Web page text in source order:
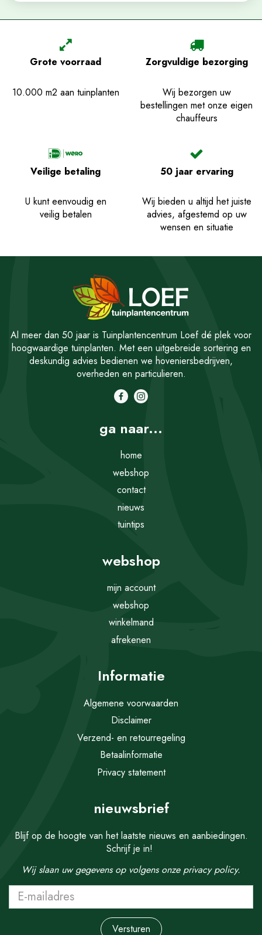
Grote voorraad
10.000 m2 aan tuinplanten
Zorgvuldige bezorging
Wij bezorgen uw
bestellingen met onze eigen
chauffeurs
Veilige betaling
U kunt eenvoudig en
veilig betalen
50 jaar ervaring
Wij bieden u altijd het juiste
advies, afgestemd op uw
wensen en situatie
Al meer dan 50 jaar is Tuinplantencentrum Loef dé plek voor
hoogwaardige tuinplanten. Met een uitgebreide sortering en
deskundig advies bedienen we hoveniersbedrijven,
overheden en particulieren.
ga naar...
home
webshop
contact
nieuws
tuintips
webshop
mijn account
webshop
winkelmand
afrekenen
Informatie
Algemene voorwaarden
Disclaimer
Verzend- en retourregeling
Betaalinformatie
Privacy statement
nieuwsbrief
Blijf op de hoogte van het laatste nieuws en aanbiedingen.
Schrijf je in!
Wij slaan uw gegevens op volgens onze privacy policy.